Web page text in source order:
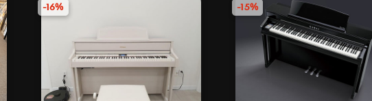
-16% -15%